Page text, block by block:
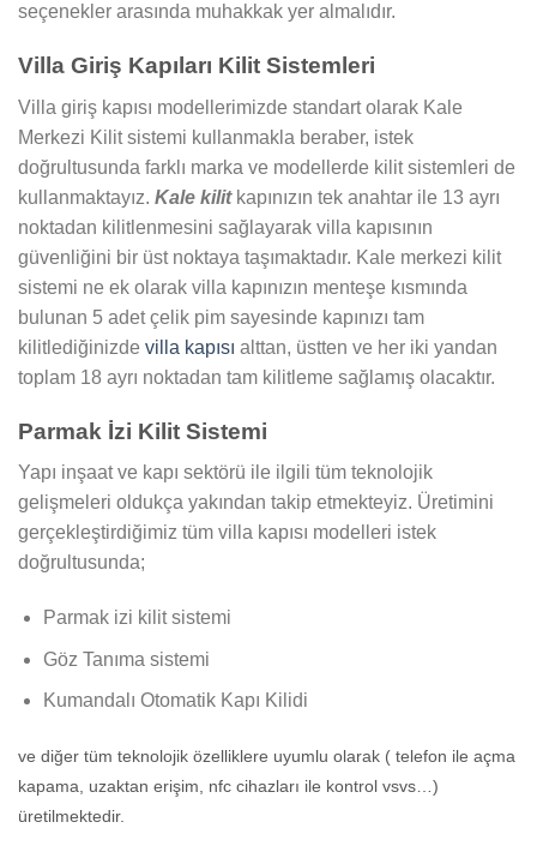
seçenekler arasında muhakkak yer almalıdır.
Villa Giriş Kapıları Kilit Sistemleri
Villa giriş kapısı modellerimizde standart olarak Kale
Merkezi Kilit sistemi kullanmakla beraber, istek
doğrultusunda farklı marka ve modellerde kilit sistemleri de
kullanmaktayız. Kale kilit kapınızın tek anahtar ile 13 ayrı
noktadan kilitlenmesini sağlayarak villa kapısının
güvenliğini bir üst noktaya taşımaktadır. Kale merkezi kilit
sistemi ne ek olarak villa kapınızın menteşe kısmında
bulunan 5 adet çelik pim sayesinde kapınızı tam
kilitlediğinizde villa kapısı alttan, üstten ve her iki yandan
toplam 18 ayrı noktadan tam kilitleme sağlamış olacaktır.
Parmak İzi Kilit Sistemi
Yapı inşaat ve kapı sektörü ile ilgili tüm teknolojik
gelişmeleri oldukça yakından takip etmekteyiz. Üretimini
gerçekleştirdiğimiz tüm villa kapısı modelleri istek
doğrultusunda;
Parmak izi kilit sistemi
Göz Tanıma sistemi
Kumandalı Otomatik Kapı Kilidi
ve diğer tüm teknolojik özelliklere uyumlu olarak ( telefon ile açma
kapama, uzaktan erişim, nfc cihazları ile kontrol vsvs…)
üretilmektedir.